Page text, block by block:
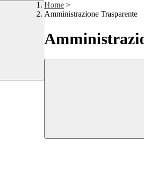
Home >
Amministrazione Trasparente